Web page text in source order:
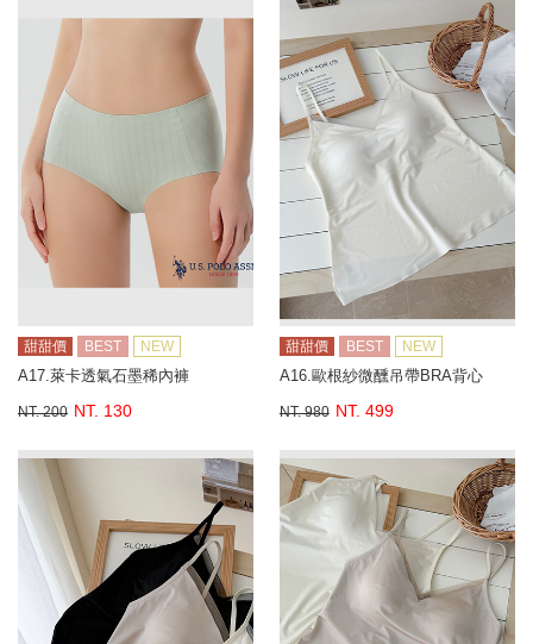
甜甜價 BEST NEW
A17.萊卡透氣石墨稀內褲
NT. 200 NT. 130
甜甜價 BEST NEW
A16.歐根紗微醺吊帶BRA背心
NT. 980 NT. 499